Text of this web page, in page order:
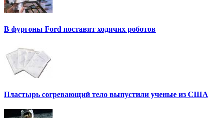
В фургоны Ford поставят ходячих роботов
Пластырь согревающий тело выпустили ученые из США